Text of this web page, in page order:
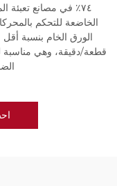
٧٤٪ في مصانع تعبئة